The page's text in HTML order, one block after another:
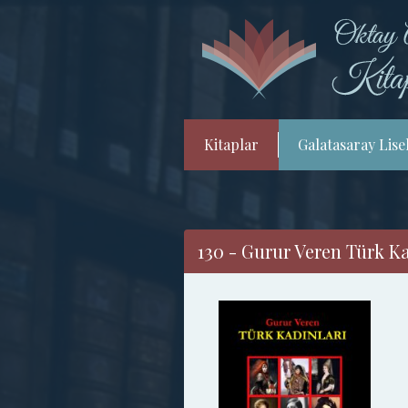
Kitaplar Galatasaray
130 - Gurur Veren Türk